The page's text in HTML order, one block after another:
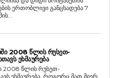
ერთობლივი განცხადება 7
2008 ᲬᲚᲘᲡ ᲠᲣᲡᲔᲗ-
ᲔᲮᲛᲐᲣᲠᲔᲑᲐ
2008 წლის რუსეთ-
როგორც მათ მიერ